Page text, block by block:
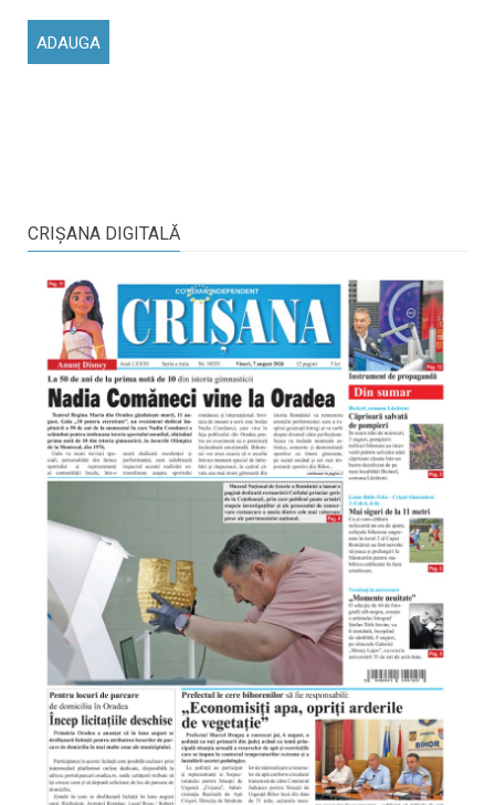
CRIŞANA DIGITALĂ